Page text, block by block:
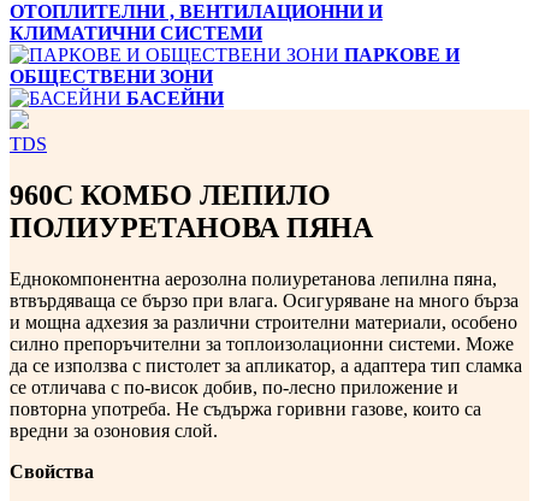
ОТОПЛИТЕЛНИ , ВЕНТИЛАЦИОННИ И
КЛИМАТИЧНИ СИСТЕМИ
ПАРКОВЕ И
ОБЩЕСТВЕНИ ЗОНИ
БАСЕЙНИ
TDS
960C КОМБО ЛЕПИЛО
ПОЛИУРЕТАНОВА ПЯНА
Еднокомпонентна аерозолна полиуретанова лепилна пяна,
втвърдяваща се бързо при влага. Осигуряване на много бърза
и мощна адхезия за различни строителни материали, особено
силно препоръчителни за топлоизолационни системи. Може
да се използва с пистолет за апликатор, а адаптера тип сламка
се отличава с по-висок добив, по-лесно приложение и
повторна употреба. Не съдържа горивни газове, които са
вредни за озоновия слой.
Свойства